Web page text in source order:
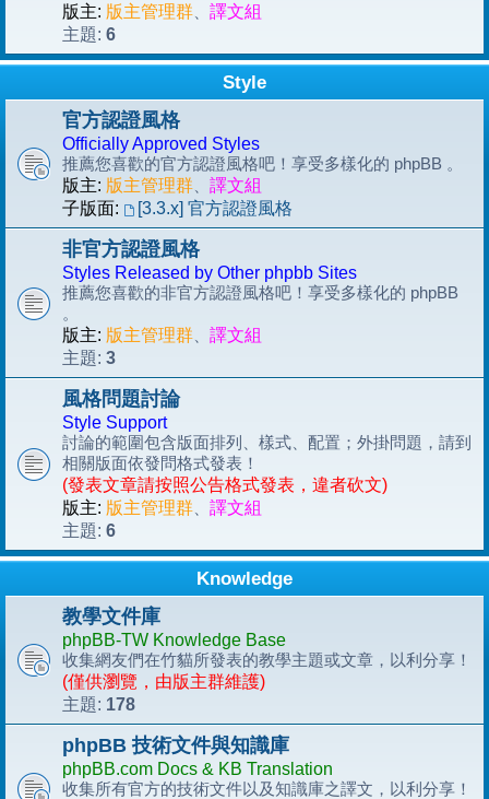
版主: 版主管理群
譯文組
主題: 6
Style
官方認證風格
Officially Approved Styles
推薦您喜歡的官方認證風格吧！享受多樣化的 phpBB 。
版主: 版主管理群
譯文組
子版面:
[3.3.x] 官方認證風格
非官方認證風格
Styles Released by Other phpbb Sites
推薦您喜歡的非官方認證風格吧！享受多樣化的 phpBB
。
版主: 版主管理群
譯文組
主題: 3
風格問題討論
Style Support
討論的範圍包含版面排列、樣式、配置；外掛問題，請到
相關版面依發問格式發表！
(發表文章請按照公告格式發表，違者砍文)
版主: 版主管理群
譯文組
主題: 6
Knowledge
教學文件庫
phpBB-TW Knowledge Base
收集網友們在竹貓所發表的教學主題或文章，以利分享！
(僅供瀏覽，由版主群維護)
主題: 178
phpBB 技術文件與知識庫
phpBB.com Docs & KB Translation
收集所有官方的技術文件以及知識庫之譯文，以利分享！